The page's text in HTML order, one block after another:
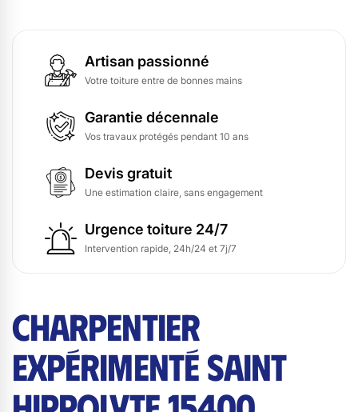
Artisan passionné
Votre toiture entre de bonnes mains
Garantie décennale
Vos travaux protégés pendant 10 ans
Devis gratuit
Une estimation claire, sans engagement
Urgence toiture 24/7
Intervention rapide, 24h/24 et 7j/7
CHARPENTIER
EXPÉRIMENTÉ SAINT